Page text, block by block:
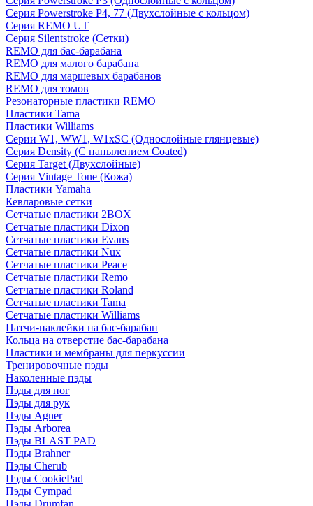
Серия Powerstroke P4, 77 (Двухслойные с кольцом)
Серия REMO UT
Серия Silentstroke (Сетки)
REMO для бас-барабана
REMO для малого барабана
REMO для маршевых барабанов
REMO для томов
Резонаторные пластики REMO
Пластики Tama
Пластики Williams
Серии W1, WW1, W1xSC (Однослойные глянцевые)
Серия Density (C напылением Coated)
Серия Target (Двухслойные)
Серия Vintage Tone (Кожа)
Пластики Yamaha
Кевларовые сетки
Сетчатые пластики 2BOX
Сетчатые пластики Dixon
Сетчатые пластики Evans
Сетчатые пластики Nux
Сетчатые пластики Peace
Сетчатые пластики Remo
Сетчатые пластики Roland
Сетчатые пластики Tama
Сетчатые пластики Williams
Патчи-наклейки на бас-барабан
Кольца на отверстие бас-барабана
Пластики и мембраны для перкуссии
Тренировочные пэды
Наколенные пэды
Пэды для ног
Пэды для рук
Пэды Agner
Пэды Arborea
Пэды BLAST PAD
Пэды Brahner
Пэды Cherub
Пэды CookiePad
Пэды Cympad
Пэды Drumfan